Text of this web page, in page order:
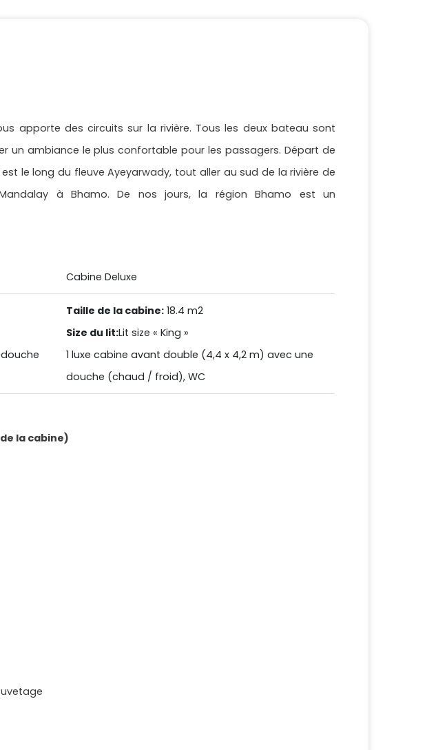
apporte des circuits sur la rivière. Tous les deux bateau sont
un ambiance le plus confortable pour les passagers. Départ de
le long du fleuve Ayeyarwady, tout aller au sud de la rivière de
à Bhamo. De nos jours, la région Bhamo est un
Cabine Deluxe
Taille de la cabine: 18.4 m2
Size du lit:Lit size « King »
1 luxe cabine avant double (4,4 x 4,2 m) avec une
douche (chaud / froid), WC
la cabine)